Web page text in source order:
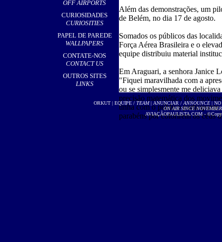
OFF AIRPORTS
CURIOSIDADES
CURIOSITIES
PAPEL DE PAREDE
WALLPAPERS
CONTATE-NOS
CONTACT US
OUTROS SITES
LINKS
Além das demonstrações, um
de Belém, no dia 17 de agosto.
Somados os públicos das
Força Aérea Brasileira e o
equipe distribuiu material
Em Araguari, a senhora Janice
"Fiquei maravilhada com a
ou se simplesmente me
precisão matemática dos
tinha com o público
parabéns por colorirem os céus
ORKUT| EQUIPE / TEAM| ANUNCIAR / ANNOUNCE| NO
ON AIR SINCE
AVIAÇÃOPAULISTA.COM -